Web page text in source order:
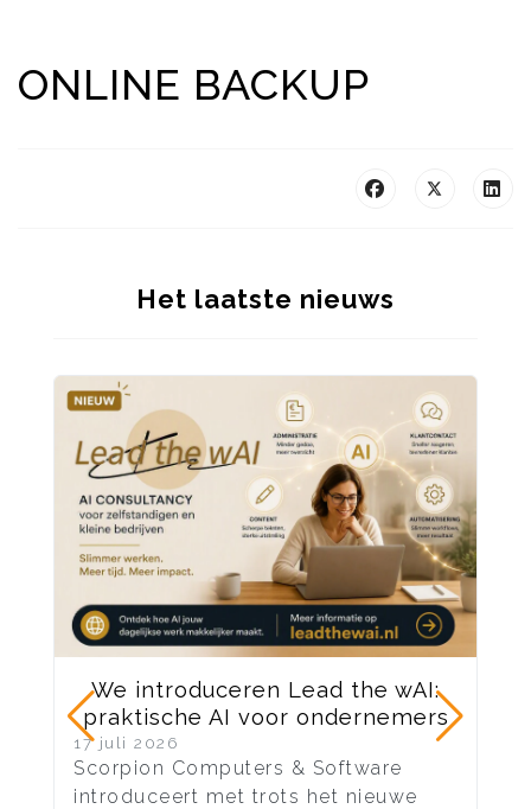
ONLINE BACKUP
Het laatste nieuws
We introduceren Lead the wAI:
praktische AI voor ondernemers
17 juli 2026
Scorpion Computers & Software
introduceert met trots het nieuwe